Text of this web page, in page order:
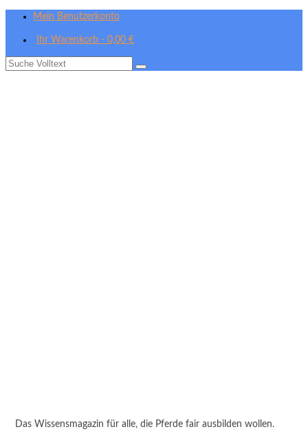
Mein Benutzerkonto
Ihr Warenkorb - 0,00 €
Suche
Das Wissensmagazin für alle, die Pferde fair ausbilden wollen.